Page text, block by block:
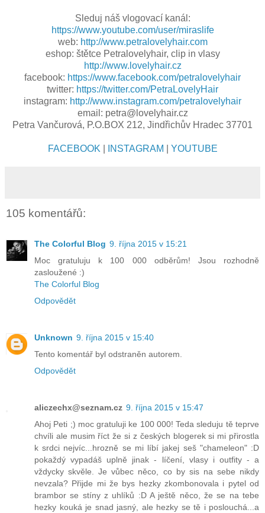
Sleduj náš vlogovací kanál:
https://www.youtube.com/user/miraslife
web: http://www.petralovelyhair.com
eshop: štětce Petralovelyhair, clip in vlasy
http://www.lovelyhair.cz
facebook: https://www.facebook.com/petralovelyhair
twitter: https://twitter.com/PetraLovelyHair
instagram: http://www.instagram.com/petralovelyhair
email: petra@lovelyhair.cz
Petra Vančurová, P.O.BOX 212, Jindřichův Hradec 37701
FACEBOOK INSTAGRAM YOUTUBE
105 komentářů:
The Colorful Blog 9. října 2015 v 15:21
Moc gratuluju k 100 000 odběrům! Jsou rozhodně
zasloužené :)
The Colorful Blog
Odpovědět
Unknown 9. října 2015 v 15:40
Tento komentář byl odstraněn autorem.
Odpovědět
aliczechx@seznam.cz 9. října 2015 v 15:47
Ahoj Peti ;) moc gratuluji ke 100 000! Teda sleduju tě teprve
chvíli ale musim říct že si z českých blogerek si mi přirostla
k srdci nejvíc...hrozně se mi líbí jakej seš "chameleon" :D
pokaždý vypadáš uplně jinak - líčení, vlasy i outfity - a
vždycky skvěle. Je vůbec něco, co by sis na sebe nikdy
nevzala? Přijde mi že bys hezky zkombonovala i pytel od
brambor se stíny z uhlíků :D A ještě něco, že se na tebe
hezky kouká je snad jasný, ale hezky se tě i poslouchá...a